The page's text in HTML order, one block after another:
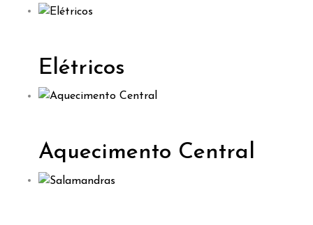
Elétricos
Aquecimento Central